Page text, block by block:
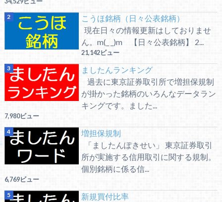
こうほ銘柄（日々公表銘柄）
現在日々の情報更新はしておりませ
ん。m(_ _)m 【日々公表銘柄】 2...
21,142ビュー
ましたんランキング
過去に東京証券取引所で増担保規制
が掛かった銘柄のいろんなデータラン
キングです。ました...
7,980ビュー
増担保規制
「ましたんぽきせい」 東京証券取引
所が実施する信用取引に関する規制。
個別銘柄に係る信...
6,769ビュー
新規買付比率